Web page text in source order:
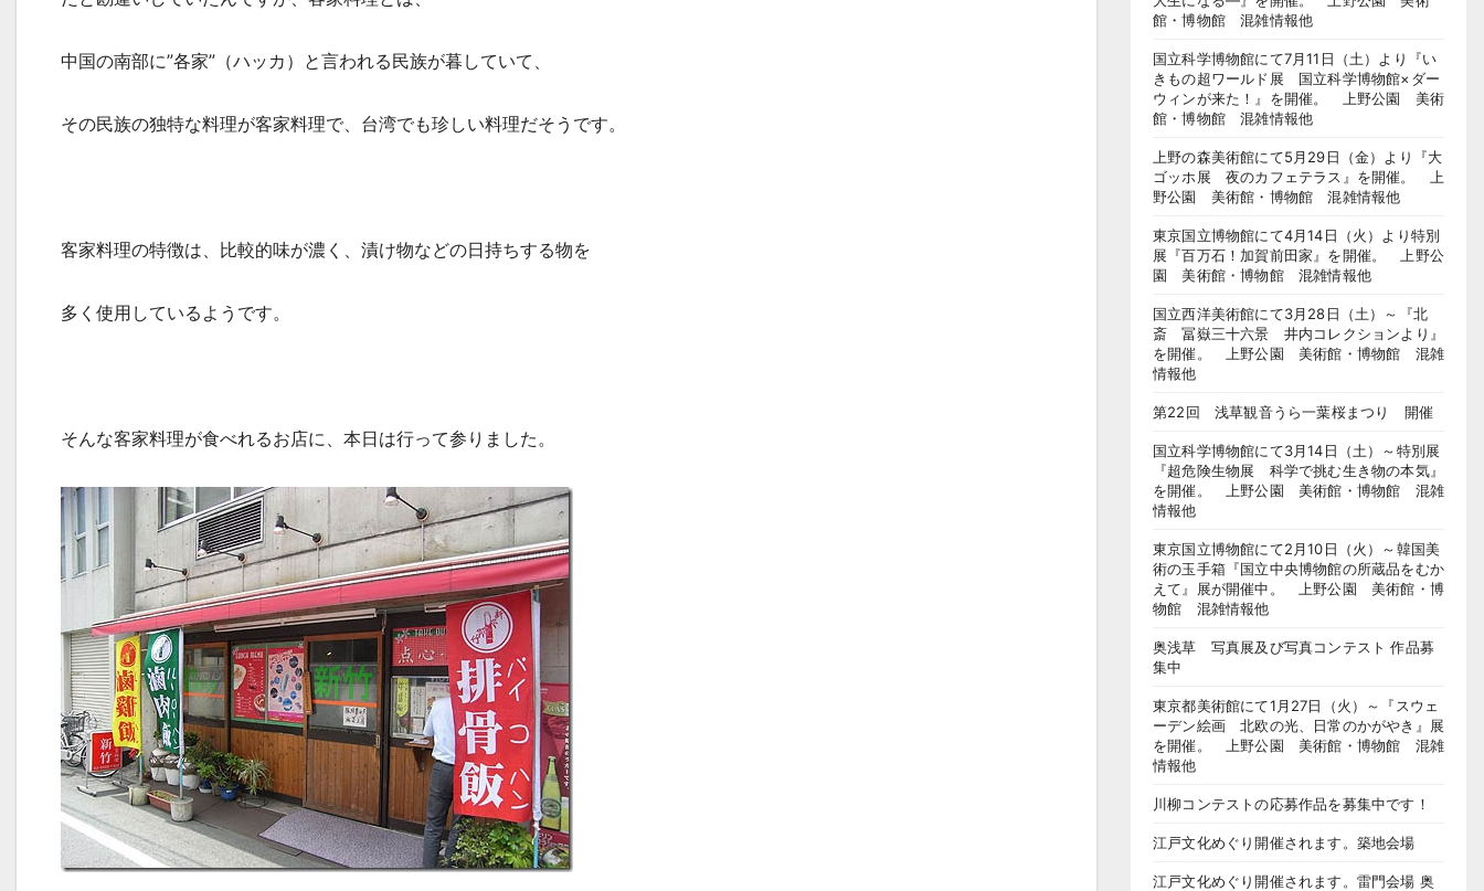
中国の南部に”各家”（ハッカ）と言われる民族が暮していて、
その民族の独特な料理が客家料理で、台湾でも珍しい料理だそうです。
客家料理の特徴は、比較的味が濃く、漬け物などの日持ちする物を
多く使用しているようです。
そんな客家料理が食べれるお店に、本日は行って参りました。
館・博物館 混雑情報他
国立科学博物館にて7月11日（土）より『い
きもの超ワールド展 国立科学博物館×ダー
ウィンが来た！』を開催。 上野公園 美術
館・博物館 混雑情報他
上野の森美術館にて5月29日（金）より『大
ゴッホ展 夜のカフェテラス』を開催。 上
野公園 美術館・博物館 混雑情報他
東京国立博物館にて4月14日（火）より特別
展『百万石！加賀前田家』を開催。 上野公
園 美術館・博物館 混雑情報他
国立西洋美術館にて3月28日（土）～『北
斎 冨嶽三十六景 井内コレクションより』
を開催。 上野公園 美術館・博物館 混雑
情報他
第22回 浅草観音うら一葉桜まつり 開催
国立科学博物館にて3月14日（土）～特別展
『超危険生物展 科学で挑む生き物の本気』
を開催。 上野公園 美術館・博物館 混雑
情報他
東京国立博物館にて2月10日（火）～韓国美
術の玉手箱『国立中央博物館の所蔵品をむか
えて』展が開催中。 上野公園 美術館・博
物館 混雑情報他
奥浅草 写真展及び写真コンテスト 作品募
集中
東京都美術館にて1月27日（火）～『スウェ
ーデン絵画 北欧の光、日常のかがやき』展
を開催。 上野公園 美術館・博物館 混雑
情報他
川柳コンテストの応募作品を募集中です！
江戸文化めぐり開催されます。築地会場
江戸文化めぐり開催されます。雷門会場 奥